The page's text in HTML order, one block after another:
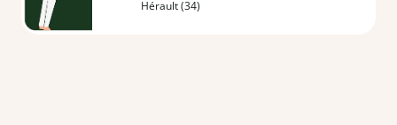
Hérault (34)